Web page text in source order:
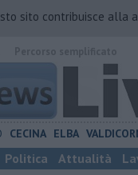
sito contribuisce alla
CECINA ELBA
Politica Attualità